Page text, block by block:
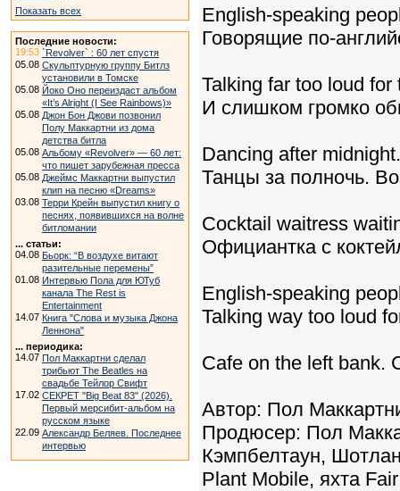
Показать всех
Последние новости:
19:53 `Revolver` : 60 лет спустя
05.08 Скульптурную группу Битлз
установили в Томске
05.08 Йоко Оно переиздаст альбом
«It’s Alright (I See Rainbows)»
05.08 Джон Бон Джови позвонил
Полу Маккартни из дома
детства битла
05.08 Альбому «Revolver» — 60 лет:
что пишет зарубежная пресса
05.08 Джеймс Маккартни выпустил
клип на песню «Dreams»
03.08 Терри Крейн выпустил книгу о
песнях, появившихся на волне
битломании
... статьи:
04.08 Бьорк: “В воздухе витают
разительные перемены”
01.08 Интервью Пола для ЮТуб
канала The Rest is
Entertainment
14.07 Книга "Слова и музыка Джона
Леннона"
... периодика:
14.07 Пол Маккартни сделал
трибьют The Beatles на
свадьбе Тейлор Свифт
17.02 СЕКРЕТ "Big Beat 83" (2026).
Первый мерсибит-альбом на
русском языке
22.09 Александр Беляев. Последнее
интервью
English-speaking
Говорящие по-
Talking far too loud for
И слишком громко
Dancing after
Танцы за полночь.
Cocktail waitress
Официантка с
English-speaking
Talking way too loud
Cafe on the left bank.
Автор: Пол
Продюсер: Пол
Кэмпбелтаун,
Plant Mobile, яхта